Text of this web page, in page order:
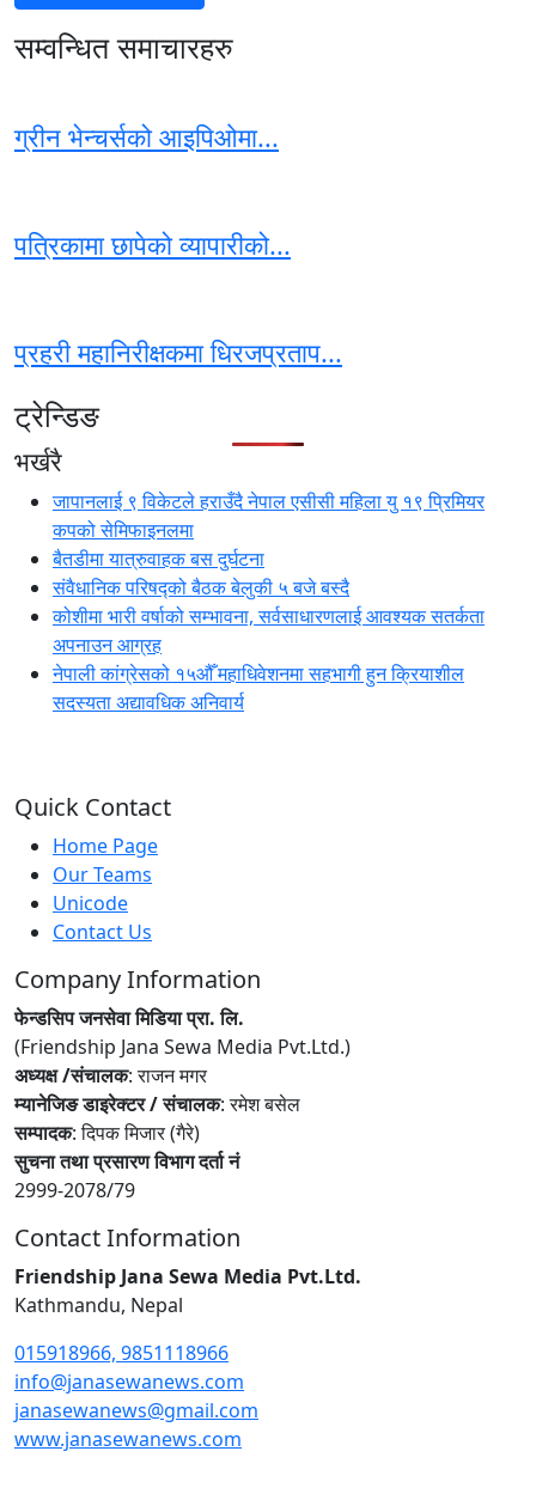
सम्वन्धित समाचारहरु
ग्रीन भेन्चर्सको आइपिओमा...
पत्रिकामा छापेको व्यापारीको...
प्रहरी महानिरीक्षकमा धिरजप्रताप...
ट्रेन्डिङ
भर्खरै
जापानलाई ९ विकेटले हराउँदै नेपाल एसीसी महिला यु १९ प्रिमियर
कपको सेमिफाइनलमा
बैतडीमा यात्रुवाहक बस दुर्घटना
संवैधानिक परिषद्को बैठक बेलुकी ५ बजे बस्दै
कोशीमा भारी वर्षाको सम्भावना, सर्वसाधारणलाई आवश्यक सतर्कता
अपनाउन आग्रह
नेपाली कांग्रेसको १५औँ महाधिवेशनमा सहभागी हुन क्रियाशील
सदस्यता अद्यावधिक अनिवार्य
Quick Contact
Home Page
Our Teams
Unicode
Contact Us
Company Information
फेन्डसिप जनसेवा मिडिया प्रा. लि.
(Friendship Jana Sewa Media Pvt.Ltd.)
अध्यक्ष /संचालक: राजन मगर
म्यानेजिङ डाइरेक्टर / संचालक: रमेश बसेल
सम्पादक: दिपक मिजार (गैरे)
सुचना तथा प्रसारण विभाग दर्ता नं
2999-2078/79
Contact Information
Friendship Jana Sewa Media Pvt.Ltd.
Kathmandu, Nepal
015918966, 9851118966
info@janasewanews.com
janasewanews@gmail.com
www.janasewanews.com